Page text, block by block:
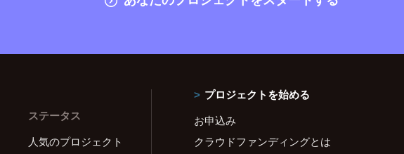
ステータス
人気のプロジェクト
プロジェクトを始める
お申込み
クラウドファンディングとは